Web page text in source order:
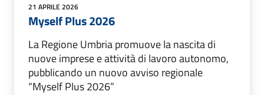
21 APRILE 2026
Myself Plus 2026
La Regione Umbria promuove la nascita di
nuove imprese e attività di lavoro autonomo,
pubblicando un nuovo avviso regionale
“Myself Plus 2026”